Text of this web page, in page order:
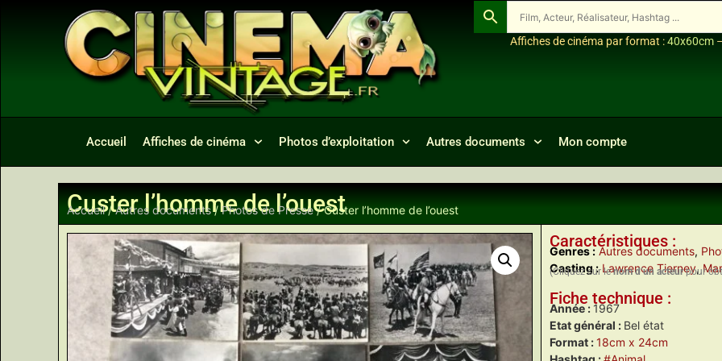
Affiches de cinéma par format :40x60cm –
Accueil Affiches de cinéma Photos d’exploitation Autres documents Mon compte
Custer l’homme de l’ouest
Accueil/Autres documents/Photos de Presse/ Custer l’homme de l’ouest
Caractéristiques :
Genres : Autres documents,
Casting : Lawrence Tierney,
(Cliquez sur lenom d’un acteurpour
Fiche technique :
Année : 1967
Etat général : Bel état
Format :18cm x 24cm